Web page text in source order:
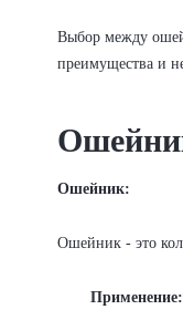
Выбор между
преимущества и
Ошейник:
Ошейник - это
Применение: